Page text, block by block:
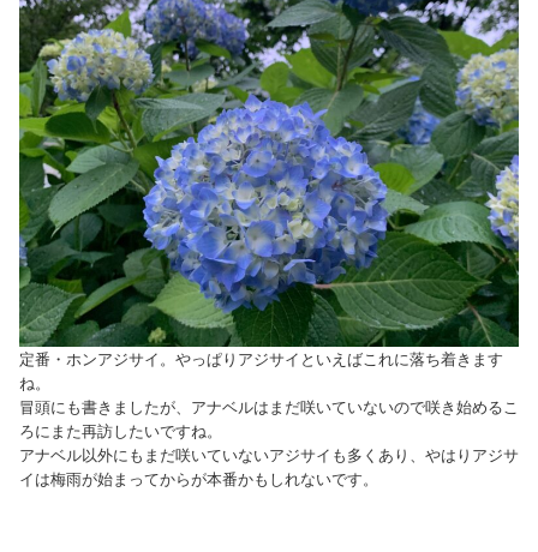
定番・ホンアジサイ。やっぱりアジサイといえばこれに落ち着きます
ね。
冒頭にも書きましたが、アナベルはまだ咲いていないので咲き始めるこ
ろにまた再訪したいですね。
アナベル以外にもまだ咲いていないアジサイも多くあり、やはりアジサ
イは梅雨が始まってからが本番かもしれないです。